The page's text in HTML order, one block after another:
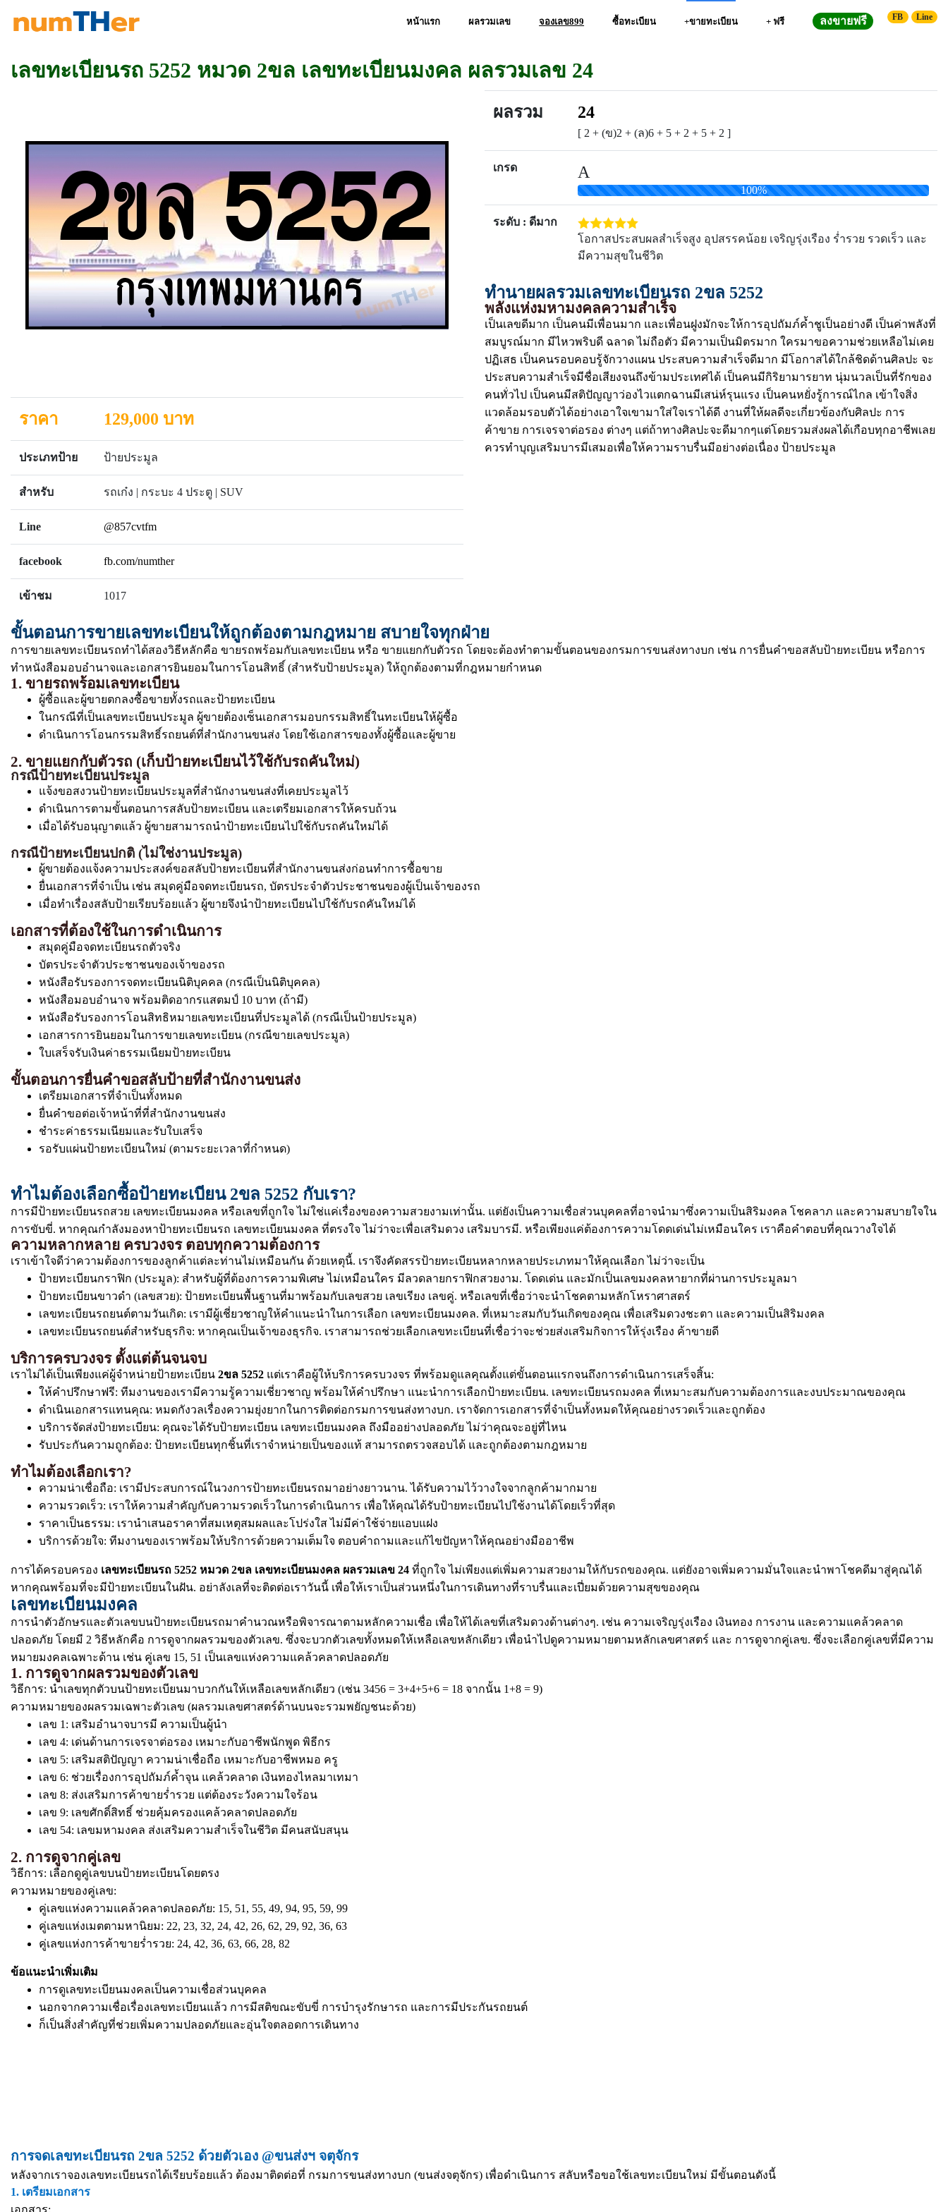
หน้าแรก ผลรวมเลข จองเลข899 ซื้อทะเบียน +ขายทะเบียน + ฟรี ลงขายฟรี FB Line
เลขทะเบียนรถ 5252 หมวด 2ขล เลขทะเบียนมงคล ผลรวมเลข 24
ราคา 129,000 บาท
ประเภทป้าย ป้ายประมูล
สำหรับ รถเก๋ง | กระบะ 4 ประตู | SUV
Line @857cvtfm
facebook fb.com/numther
เข้าชม 1017
ผลรวม 24
[ 2 + (ข)2 + (ล)6 + 5 + 2 + 5 + 2 ]
เกรด A
100%
ระดับ : ดีมาก
โอกาสประสบผลสำเร็จสูง อุปสรรคน้อย เจริญรุ่งเรือง ร่ำรวย รวดเร็ว และ
มีความสุขในชีวิต
ทำนายผลรวมเลขทะเบียนรถ 2ขล 5252
พลังแห่งมหามงคลความสำเร็จ
เป็นเลขดีมาก เป็นคนมีเพื่อนมาก และเพื่อนฝูงมักจะให้การอุปถัมภ์ค้ำชูเป็นอย่างดี เป็นค่าพลังที่
สมบูรณ์มาก มีไหวพริบดี ฉลาด ไม่ถือตัว มีความเป็นมิตรมาก ใครมาขอความช่วยเหลือไม่เคย
ปฏิเสธ เป็นคนรอบคอบรู้จักวางแผน ประสบความสำเร็จดีมาก มีโอกาสได้ใกล้ชิดด้านศิลปะ จะ
ประสบความสำเร็จมีชื่อเสียงจนถึงข้ามประเทศได้ เป็นคนมีกิริยามารยาท นุ่มนวลเป็นที่รักของ
คนทั่วไป เป็นคนมีสติปัญญาว่องไวแตกฉานมีเสน่ห์รุนแรง เป็นคนหยั่งรู้การณ์ไกล เข้าใจสิ่ง
แวดล้อมรอบตัวได้อย่างเอาใจเขามาใส่ใจเราได้ดี งานที่ให้ผลดีจะเกี่ยวข้องกับศิลปะ การ
ค้าขาย การเจรจาต่อรอง ต่างๆ แต่ถ้าทางศิลปะจะดีมากๆแต่โดยรวมส่งผลได้เกือบทุกอาชีพเลย
ควรทำบุญเสริมบารมีเสมอเพื่อให้ความราบรื่นมีอย่างต่อเนื่อง ป้ายประมูล
ขั้นตอนการขายเลขทะเบียนให้ถูกต้องตามกฎหมาย สบายใจทุกฝ่าย
การขายเลขทะเบียนรถทำได้สองวิธีหลักคือ ขายรถพร้อมกับเลขทะเบียน หรือ ขายแยกกับตัวรถ โดยจะต้องทำตามขั้นตอนของกรมการขนส่งทางบก เช่น การยื่นคำขอสลับป้ายทะเบียน หรือการ
ทำหนังสือมอบอำนาจและเอกสารยินยอมในการโอนสิทธิ์ (สำหรับป้ายประมูล) ให้ถูกต้องตามที่กฎหมายกำหนด
1. ขายรถพร้อมเลขทะเบียน
ผู้ซื้อและผู้ขายตกลงซื้อขายทั้งรถและป้ายทะเบียน
ในกรณีที่เป็นเลขทะเบียนประมูล ผู้ขายต้องเซ็นเอกสารมอบกรรมสิทธิ์ในทะเบียนให้ผู้ซื้อ
ดำเนินการโอนกรรมสิทธิ์รถยนต์ที่สำนักงานขนส่ง โดยใช้เอกสารของทั้งผู้ซื้อและผู้ขาย
2. ขายแยกกับตัวรถ (เก็บป้ายทะเบียนไว้ใช้กับรถคันใหม่)
กรณีป้ายทะเบียนประมูล
แจ้งขอสงวนป้ายทะเบียนประมูลที่สำนักงานขนส่งที่เคยประมูลไว้
ดำเนินการตามขั้นตอนการสลับป้ายทะเบียน และเตรียมเอกสารให้ครบถ้วน
เมื่อได้รับอนุญาตแล้ว ผู้ขายสามารถนำป้ายทะเบียนไปใช้กับรถคันใหม่ได้
กรณีป้ายทะเบียนปกติ (ไม่ใช่งานประมูล)
ผู้ขายต้องแจ้งความประสงค์ขอสลับป้ายทะเบียนที่สำนักงานขนส่งก่อนทำการซื้อขาย
ยื่นเอกสารที่จำเป็น เช่น สมุดคู่มือจดทะเบียนรถ, บัตรประจำตัวประชาชนของผู้เป็นเจ้าของรถ
เมื่อทำเรื่องสลับป้ายเรียบร้อยแล้ว ผู้ขายจึงนำป้ายทะเบียนไปใช้กับรถคันใหม่ได้
เอกสารที่ต้องใช้ในการดำเนินการ
สมุดคู่มือจดทะเบียนรถตัวจริง
บัตรประจำตัวประชาชนของเจ้าของรถ
หนังสือรับรองการจดทะเบียนนิติบุคคล (กรณีเป็นนิติบุคคล)
หนังสือมอบอำนาจ พร้อมติดอากรแสตมป์ 10 บาท (ถ้ามี)
หนังสือรับรองการโอนสิทธิหมายเลขทะเบียนที่ประมูลได้ (กรณีเป็นป้ายประมูล)
เอกสารการยินยอมในการขายเลขทะเบียน (กรณีขายเลขประมูล)
ใบเสร็จรับเงินค่าธรรมเนียมป้ายทะเบียน
ขั้นตอนการยื่นคำขอสลับป้ายที่สำนักงานขนส่ง
เตรียมเอกสารที่จำเป็นทั้งหมด
ยื่นคำขอต่อเจ้าหน้าที่ที่สำนักงานขนส่ง
ชำระค่าธรรมเนียมและรับใบเสร็จ
รอรับแผ่นป้ายทะเบียนใหม่ (ตามระยะเวลาที่กำหนด)
ทำไมต้องเลือกซื้อป้ายทะเบียน 2ขล 5252 กับเรา?
การมีป้ายทะเบียนรถสวย เลขทะเบียนมงคล หรือเลขที่ถูกใจ ไม่ใช่แค่เรื่องของความสวยงามเท่านั้น. แต่ยังเป็นความเชื่อส่วนบุคคลที่อาจนำมาซึ่งความเป็นสิริมงคล โชคลาภ และความสบายใจใน
การขับขี่. หากคุณกำลังมองหาป้ายทะเบียนรถ เลขทะเบียนมงคล ที่ตรงใจ ไม่ว่าจะเพื่อเสริมดวง เสริมบารมี. หรือเพียงแค่ต้องการความโดดเด่นไม่เหมือนใคร เราคือคำตอบที่คุณวางใจได้
ความหลากหลาย ครบวงจร ตอบทุกความต้องการ
เราเข้าใจดีว่าความต้องการของลูกค้าแต่ละท่านไม่เหมือนกัน ด้วยเหตุนี้. เราจึงคัดสรรป้ายทะเบียนหลากหลายประเภทมาให้คุณเลือก ไม่ว่าจะเป็น
ป้ายทะเบียนกราฟิก (ประมูล): สำหรับผู้ที่ต้องการความพิเศษ ไม่เหมือนใคร มีลวดลายกราฟิกสวยงาม. โดดเด่น และมักเป็นเลขมงคลหายากที่ผ่านการประมูลมา
ป้ายทะเบียนขาวดำ (เลขสวย): ป้ายทะเบียนพื้นฐานที่มาพร้อมกับเลขสวย เลขเรียง เลขคู่. หรือเลขที่เชื่อว่าจะนำโชคตามหลักโหราศาสตร์
เลขทะเบียนรถยนต์ตามวันเกิด: เรามีผู้เชี่ยวชาญให้คำแนะนำในการเลือก เลขทะเบียนมงคล. ที่เหมาะสมกับวันเกิดของคุณ เพื่อเสริมดวงชะตา และความเป็นสิริมงคล
เลขทะเบียนรถยนต์สำหรับธุรกิจ: หากคุณเป็นเจ้าของธุรกิจ. เราสามารถช่วยเลือกเลขทะเบียนที่เชื่อว่าจะช่วยส่งเสริมกิจการให้รุ่งเรือง ค้าขายดี
บริการครบวงจร ตั้งแต่ต้นจนจบ
เราไม่ได้เป็นเพียงแค่ผู้จำหน่ายป้ายทะเบียน 2ขล 5252 แต่เราคือผู้ให้บริการครบวงจร ที่พร้อมดูแลคุณตั้งแต่ขั้นตอนแรกจนถึงการดำเนินการเสร็จสิ้น:
ให้คำปรึกษาฟรี: ทีมงานของเรามีความรู้ความเชี่ยวชาญ พร้อมให้คำปรึกษา แนะนำการเลือกป้ายทะเบียน. เลขทะเบียนรถมงคล ที่เหมาะสมกับความต้องการและงบประมาณของคุณ
ดำเนินเอกสารแทนคุณ: หมดกังวลเรื่องความยุ่งยากในการติดต่อกรมการขนส่งทางบก. เราจัดการเอกสารที่จำเป็นทั้งหมดให้คุณอย่างรวดเร็วและถูกต้อง
บริการจัดส่งป้ายทะเบียน: คุณจะได้รับป้ายทะเบียน เลขทะเบียนมงคล ถึงมืออย่างปลอดภัย ไม่ว่าคุณจะอยู่ที่ไหน
รับประกันความถูกต้อง: ป้ายทะเบียนทุกชิ้นที่เราจำหน่ายเป็นของแท้ สามารถตรวจสอบได้ และถูกต้องตามกฎหมาย
ทำไมต้องเลือกเรา?
ความน่าเชื่อถือ: เรามีประสบการณ์ในวงการป้ายทะเบียนรถมาอย่างยาวนาน. ได้รับความไว้วางใจจากลูกค้ามากมาย
ความรวดเร็ว: เราให้ความสำคัญกับความรวดเร็วในการดำเนินการ เพื่อให้คุณได้รับป้ายทะเบียนไปใช้งานได้โดยเร็วที่สุด
ราคาเป็นธรรม: เรานำเสนอราคาที่สมเหตุสมผลและโปร่งใส ไม่มีค่าใช้จ่ายแอบแฝง
บริการด้วยใจ: ทีมงานของเราพร้อมให้บริการด้วยความเต็มใจ ตอบคำถามและแก้ไขปัญหาให้คุณอย่างมืออาชีพ
การได้ครอบครอง เลขทะเบียนรถ 5252 หมวด 2ขล เลขทะเบียนมงคล ผลรวมเลข 24 ที่ถูกใจ ไม่เพียงแต่เพิ่มความสวยงามให้กับรถของคุณ. แต่ยังอาจเพิ่มความมั่นใจและนำพาโชคดีมาสู่คุณได้
หากคุณพร้อมที่จะมีป้ายทะเบียนในฝัน. อย่าลังเลที่จะติดต่อเราวันนี้ เพื่อให้เราเป็นส่วนหนึ่งในการเดินทางที่ราบรื่นและเปี่ยมด้วยความสุขของคุณ
เลขทะเบียนมงคล
การนำตัวอักษรและตัวเลขบนป้ายทะเบียนรถมาคำนวณหรือพิจารณาตามหลักความเชื่อ เพื่อให้ได้เลขที่เสริมดวงด้านต่างๆ. เช่น ความเจริญรุ่งเรือง เงินทอง การงาน และความแคล้วคลาด
ปลอดภัย โดยมี 2 วิธีหลักคือ การดูจากผลรวมของตัวเลข. ซึ่งจะบวกตัวเลขทั้งหมดให้เหลือเลขหลักเดียว เพื่อนำไปดูความหมายตามหลักเลขศาสตร์ และ การดูจากคู่เลข. ซึ่งจะเลือกคู่เลขที่มีความ
หมายมงคลเฉพาะด้าน เช่น คู่เลข 15, 51 เป็นเลขแห่งความแคล้วคลาดปลอดภัย
1. การดูจากผลรวมของตัวเลข
วิธีการ: นำเลขทุกตัวบนป้ายทะเบียนมาบวกกันให้เหลือเลขหลักเดียว (เช่น 3456 = 3+4+5+6 = 18 จากนั้น 1+8 = 9)
ความหมายของผลรวมเฉพาะตัวเลข (ผลรวมเลขศาสตร์ด้านบนจะรวมพยัญชนะด้วย)
เลข 1: เสริมอำนาจบารมี ความเป็นผู้นำ
เลข 4: เด่นด้านการเจรจาต่อรอง เหมาะกับอาชีพนักพูด พิธีกร
เลข 5: เสริมสติปัญญา ความน่าเชื่อถือ เหมาะกับอาชีพหมอ ครู
เลข 6: ช่วยเรื่องการอุปถัมภ์ค้ำจุน แคล้วคลาด เงินทองไหลมาเทมา
เลข 8: ส่งเสริมการค้าขายร่ำรวย แต่ต้องระวังความใจร้อน
เลข 9: เลขศักดิ์สิทธิ์ ช่วยคุ้มครองแคล้วคลาดปลอดภัย
เลข 54: เลขมหามงคล ส่งเสริมความสำเร็จในชีวิต มีคนสนับสนุน
2. การดูจากคู่เลข
วิธีการ: เลือกดูคู่เลขบนป้ายทะเบียนโดยตรง
ความหมายของคู่เลข:
คู่เลขแห่งความแคล้วคลาดปลอดภัย: 15, 51, 55, 49, 94, 95, 59, 99
คู่เลขแห่งเมตตามหานิยม: 22, 23, 32, 24, 42, 26, 62, 29, 92, 36, 63
คู่เลขแห่งการค้าขายร่ำรวย: 24, 42, 36, 63, 66, 28, 82
ข้อแนะนำเพิ่มเติม
การดูเลขทะเบียนมงคลเป็นความเชื่อส่วนบุคคล
นอกจากความเชื่อเรื่องเลขทะเบียนแล้ว การมีสติขณะขับขี่ การบำรุงรักษารถ และการมีประกันรถยนต์
ก็เป็นสิ่งสำคัญที่ช่วยเพิ่มความปลอดภัยและอุ่นใจตลอดการเดินทาง
การจดเลขทะเบียนรถ 2ขล 5252 ด้วยตัวเอง @ขนส่งฯ จตุจักร
หลังจากเราจองเลขทะเบียนรถได้เรียบร้อยแล้ว ต้องมาติดต่อที่ กรมการขนส่งทางบก (ขนส่งจตุจักร) เพื่อดำเนินการ สลับหรือขอใช้เลขทะเบียนใหม่ มีขั้นตอนดังนี้
1. เตรียมเอกสาร
เอกสาร: